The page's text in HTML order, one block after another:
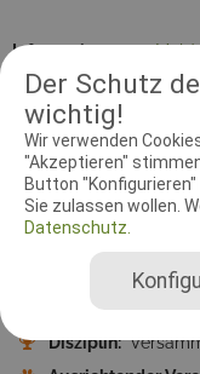
Der Schutz
wichtig!
Wir verwenden
"Akzeptieren"
Button "Konfigurieren"
Sie zulassen wollen.
Datenschutz.
Information
Versammlungsleiter
Zeitzone:
Startdatum:
Meldebeginn:
Meldeschluss:
Disziplin: